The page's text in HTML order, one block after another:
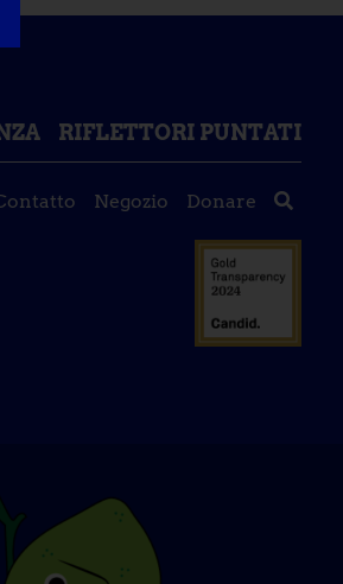
RIFLETTORI PUNTATI
Negozio Donare